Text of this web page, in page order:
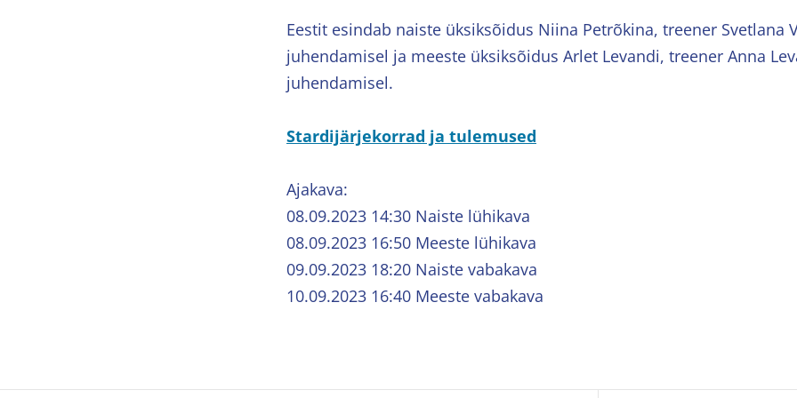
Eestit esindab naiste üksiksõidus Niina Petrõkina, treener Svetlana
juhendamisel ja meeste üksiksõidus Arlet Levandi, treener Anna
juhendamisel.
Stardijärjekorrad ja tulemused
Ajakava:
08.09.2023 14:30 Naiste lühikava
08.09.2023 16:50 Meeste lühikava
09.09.2023 18:20 Naiste vabakava
10.09.2023 16:40 Meeste vabakava